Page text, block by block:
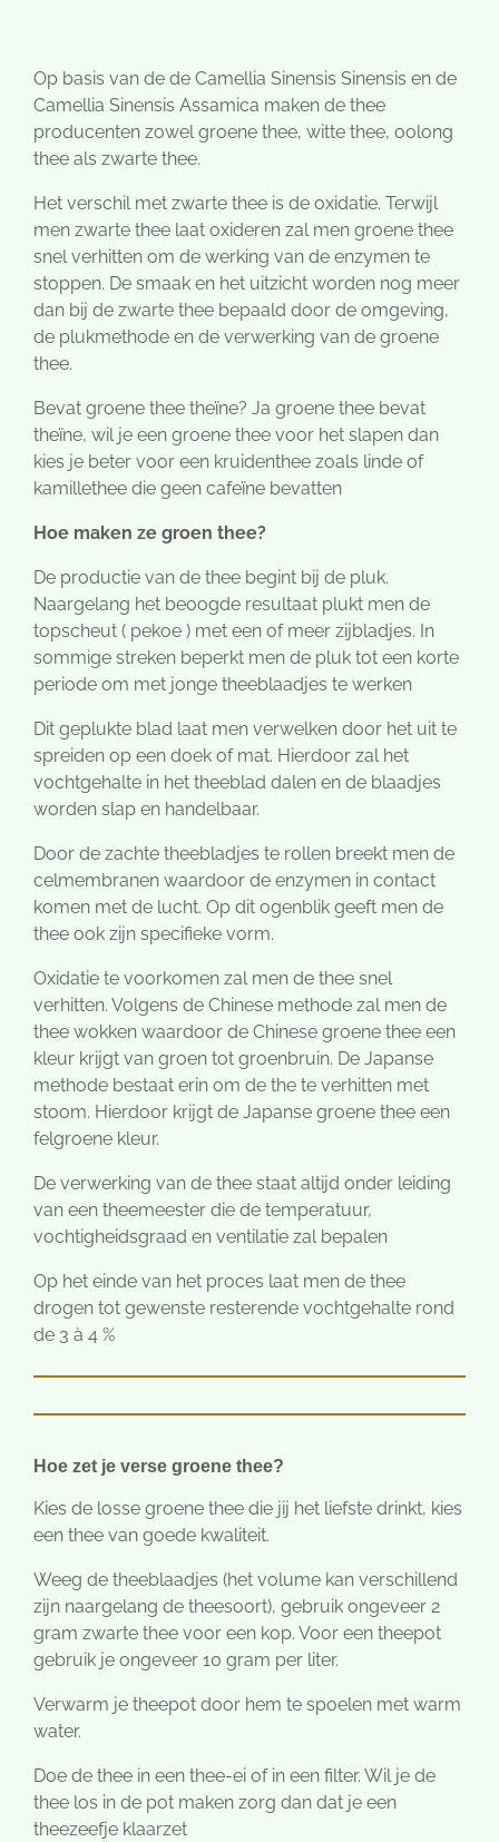
Op basis van de de Camellia Sinensis Sinensis en de
Camellia Sinensis Assamica maken de thee
producenten zowel groene thee, witte thee, oolong
thee als zwarte thee.
Het verschil met zwarte thee is de oxidatie. Terwijl
men zwarte thee laat oxideren zal men groene thee
snel verhitten om de werking van de enzymen te
stoppen. De smaak en het uitzicht worden nog meer
dan bij de zwarte thee bepaald door de omgeving,
de plukmethode en de verwerking van de groene
thee.
Bevat groene thee theïne? Ja groene thee bevat
theïne, wil je een groene thee voor het slapen dan
kies je beter voor een kruidenthee zoals linde of
kamillethee die geen cafeïne bevatten
Hoe maken ze groen thee?
De productie van de thee begint bij de pluk.
Naargelang het beoogde resultaat plukt men de
topscheut ( pekoe ) met een of meer zijbladjes. In
sommige streken beperkt men de pluk tot een korte
periode om met jonge theeblaadjes te werken
Dit geplukte blad laat men verwelken door het uit te
spreiden op een doek of mat. Hierdoor zal het
vochtgehalte in het theeblad dalen en de blaadjes
worden slap en handelbaar.
Door de zachte theebladjes te rollen breekt men de
celmembranen waardoor de enzymen in contact
komen met de lucht. Op dit ogenblik geeft men de
thee ook zijn specifieke vorm.
Oxidatie te voorkomen zal men de thee snel
verhitten. Volgens de Chinese methode zal men de
thee wokken waardoor de Chinese groene thee een
kleur krijgt van groen tot groenbruin. De Japanse
methode bestaat erin om de the te verhitten met
stoom. Hierdoor krijgt de Japanse groene thee een
felgroene kleur.
De verwerking van de thee staat altijd onder leiding
van een theemeester die de temperatuur,
vochtigheidsgraad en ventilatie zal bepalen
Op het einde van het proces laat men de thee
drogen tot gewenste resterende vochtgehalte rond
de 3 à 4 %
Hoe zet je verse groene thee?
Kies de losse groene thee die jij het liefste drinkt, kies
een thee van goede kwaliteit.
Weeg de theeblaadjes (het volume kan verschillend
zijn naargelang de theesoort), gebruik ongeveer 2
gram zwarte thee voor een kop. Voor een theepot
gebruik je ongeveer 10 gram per liter.
Verwarm je theepot door hem te spoelen met warm
water.
Doe de thee in een thee-ei of in een filter. Wil je de
thee los in de pot maken zorg dan dat je een
theezeefje klaarzet